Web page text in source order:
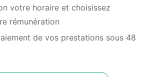
votre horaire et choisissez
rémunération
de vos prestations sous 48